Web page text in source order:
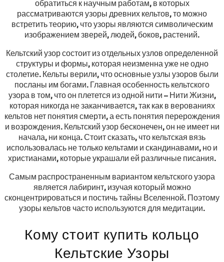
обратиться к научным работам, в которых
рассматриваются узоры древних кельтов, то можно
встретить теорию, что узоры являются символическим
изображением зверей, людей, боков, растений.
Кельтский узор состоит из отдельных узлов определенной
структуры и формы, которая неизменна уже не одно
столетие. Кельты верили, что основные узлы узоров были
посланы им богами. Главная особенность кельтского
узора в том, что он плетется из одной нити – Нити Жизни,
которая никогда не заканчивается, так как в верованиях
кельтов нет понятия смерти, а есть понятия перерождения
и возрождения. Кельтский узор бесконечен, он не имеет ни
начала, ни конца. Стоит сказать, что кельтская вязь
использовалась не только кельтами и скандинавами, но и
христианами, которые украшали ей различные писания.
Самым распространенным вариантом кельтского узора
является лабиринт, изучая который можно
сконцентрироваться и постичь тайны Вселенной. Поэтому
узоры кельтов часто используются для медитации.
Кому стоит купить кольцо
Кельтские Узоры